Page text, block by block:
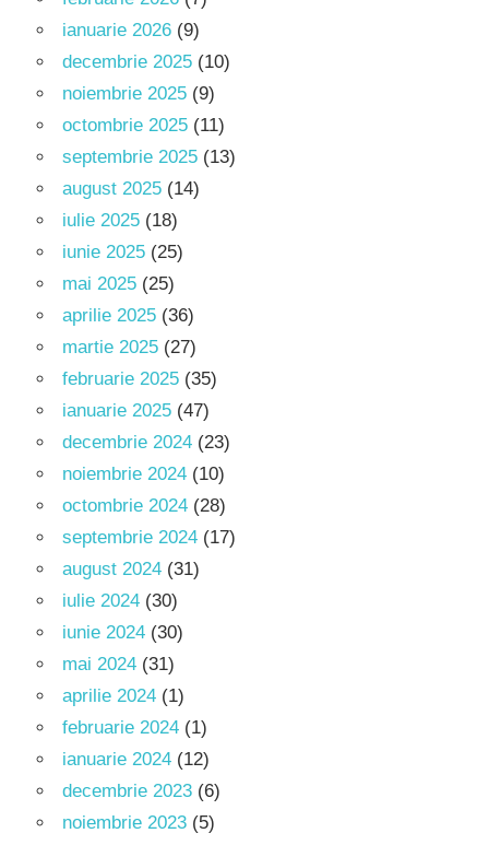
ianuarie 2026 (9)
decembrie 2025 (10)
noiembrie 2025 (9)
octombrie 2025 (11)
septembrie 2025 (13)
august 2025 (14)
iulie 2025 (18)
iunie 2025 (25)
mai 2025 (25)
aprilie 2025 (36)
martie 2025 (27)
februarie 2025 (35)
ianuarie 2025 (47)
decembrie 2024 (23)
noiembrie 2024 (10)
octombrie 2024 (28)
septembrie 2024 (17)
august 2024 (31)
iulie 2024 (30)
iunie 2024 (30)
mai 2024 (31)
aprilie 2024 (1)
februarie 2024 (1)
ianuarie 2024 (12)
decembrie 2023 (6)
noiembrie 2023 (5)